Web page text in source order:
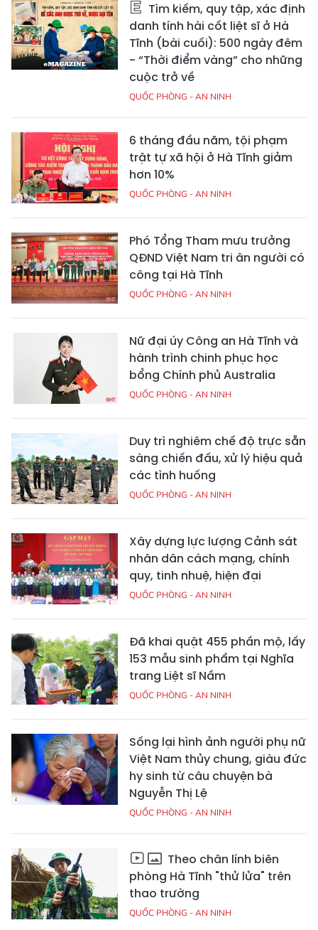
Tìm kiếm, quy tập, xác định
danh tính hài cốt liệt sĩ ở Hà
Tĩnh (bài cuối): 500 ngày đêm
- “Thời điểm vàng” cho những
cuộc trở về
QUỐC PHÒNG - AN NINH
6 tháng đầu năm, tội phạm
trật tự xã hội ở Hà Tĩnh giảm
hơn 10%
QUỐC PHÒNG - AN NINH
Phó Tổng Tham mưu trưởng
QĐND Việt Nam tri ân người có
công tại Hà Tĩnh
QUỐC PHÒNG - AN NINH
Nữ đại úy Công an Hà Tĩnh và
hành trình chinh phục học
bổng Chính phủ Australia
QUỐC PHÒNG - AN NINH
Duy trì nghiêm chế độ trực sẵn
sàng chiến đấu, xử lý hiệu quả
các tình huống
QUỐC PHÒNG - AN NINH
Xây dựng lực lượng Cảnh sát
nhân dân cách mạng, chính
quy, tinh nhuệ, hiện đại
QUỐC PHÒNG - AN NINH
Đã khai quật 455 phần mộ, lấy
153 mẫu sinh phẩm tại Nghĩa
trang Liệt sĩ Nầm
QUỐC PHÒNG - AN NINH
Sống lại hình ảnh người phụ nữ
Việt Nam thủy chung, giàu đức
hy sinh từ câu chuyện bà
Nguyễn Thị Lệ
QUỐC PHÒNG - AN NINH
Theo chân lính biên
phòng Hà Tĩnh "thử lửa" trên
thao trường
QUỐC PHÒNG - AN NINH